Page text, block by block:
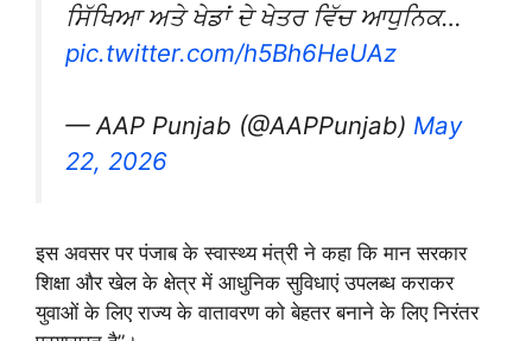
ਸਿੱਖਿਆ ਅਤੇ ਖੇਡਾਂ ਦੇ ਖੇਤਰ ਵਿੱਚ ਆਧੁਨਿਕ…
pic.twitter.com/h5Bh6HeUAz
— AAP Punjab (@AAPPunjab) May
22, 2026
इस अवसर पर पंजाब के स्वास्थ्य मंत्री ने कहा कि मान सरकार
शिक्षा और खेल के क्षेत्र में आधुनिक सुविधाएं उपलब्ध कराकर
युवाओं के लिए राज्य के वातावरण को बेहतर बनाने के लिए निरंतर